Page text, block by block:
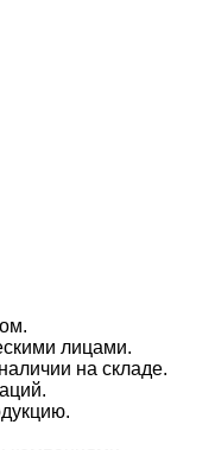
лицами.
на складе.